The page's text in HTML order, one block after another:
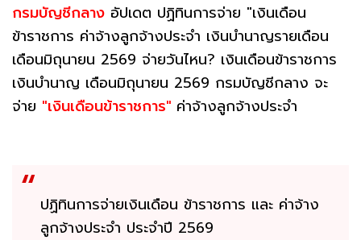
กรมบัญชีกลาง อัปเดต ปฏิทินการจ่าย "เงินเดือน
ข้าราชการ ค่าจ้างลูกจ้างประจำ เงินบำนาญรายเดือน
เดือนมิถุนายน 2569 จ่ายวันไหน? เงินเดือนข้าราชการ
เงินบำนาญ เดือนมิถุนายน 2569 กรมบัญชีกลาง จะ
จ่าย "เงินเดือนข้าราชการ" ค่าจ้างลูกจ้างประจำ
ปฏิทินการจ่ายเงินเดือน ข้าราชการ และ ค่าจ้าง
ลูกจ้างประจำ ประจำปี 2569